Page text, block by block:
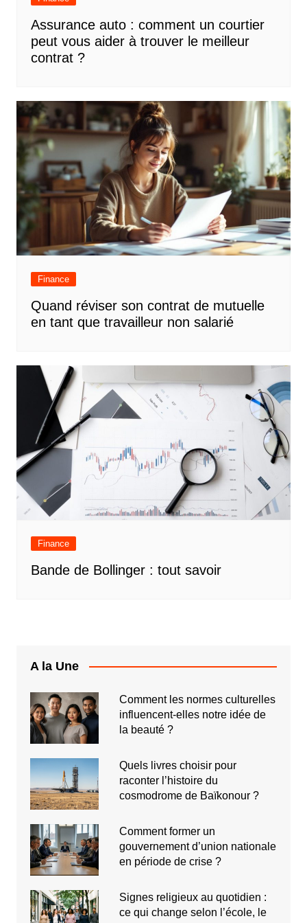
Assurance auto : comment un courtier
peut vous aider à trouver le meilleur
contrat ?
Finance
Quand réviser son contrat de mutuelle
en tant que travailleur non salarié
Finance
Bande de Bollinger : tout savoir
A la Une
Comment les normes culturelles
influencent-elles notre idée de
la beauté ?
Quels livres choisir pour
raconter l’histoire du
cosmodrome de Baïkonour ?
Comment former un
gouvernement d’union nationale
en période de crise ?
Signes religieux au quotidien :
ce qui change selon l’école, le